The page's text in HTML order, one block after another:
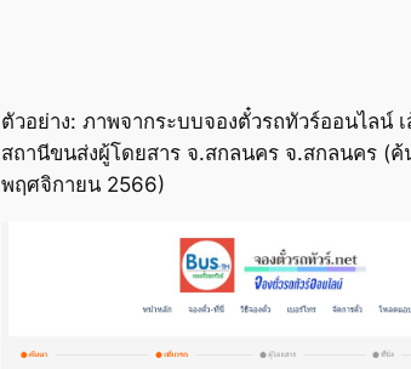
ตัวอย่าง: ภาพจากระบบจองตั๋วรถทัวร์ออนไลน์ เ
สถานีขนส่งผู้โดยสาร จ.สกลนคร จ.สกลนคร (ค้
พฤศจิกายน 2566)